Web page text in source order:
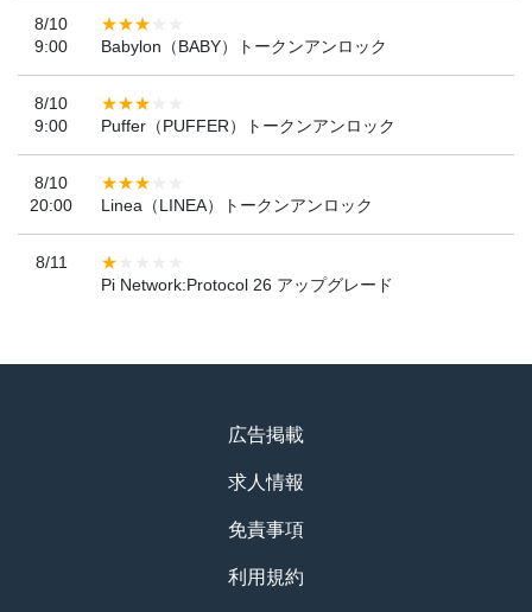
8/10
9:00
Babylon（BABY）トークンアンロック
8/10
9:00
Puffer（PUFFER）トークンアンロック
8/10
20:00
Linea（LINEA）トークンアンロック
8/11
Pi Network:Protocol 26 アップグレード
広告掲載
求人情報
免責事項
利用規約